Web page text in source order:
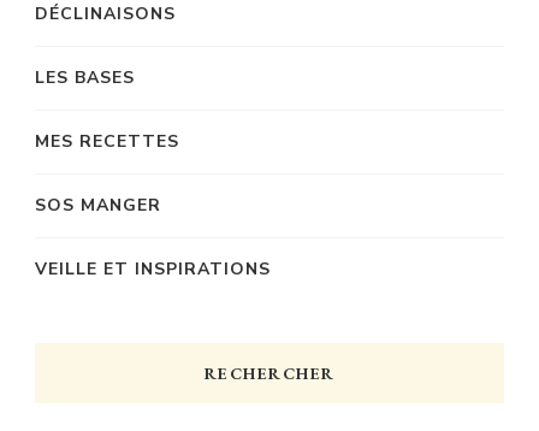
DÉCLINAISONS
LES BASES
MES RECETTES
SOS MANGER
VEILLE ET INSPIRATIONS
RECHERCHER